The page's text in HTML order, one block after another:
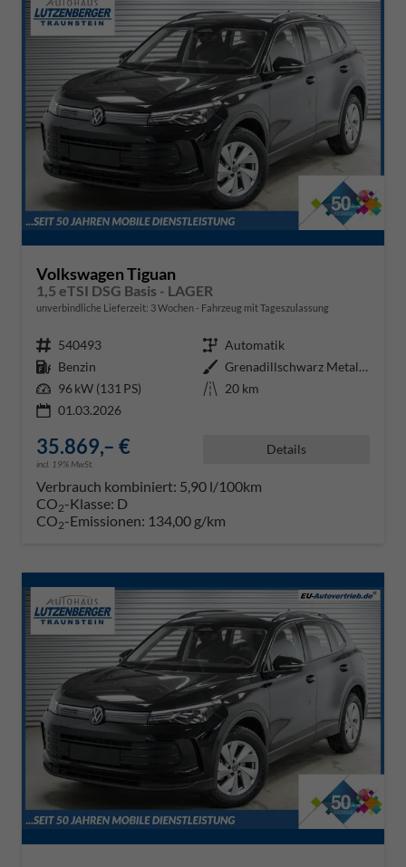
Volkswagen Tiguan
1,5 eTSI DSG Basis - LAGER
unverbindliche Lieferzeit: 3 Wochen Fahrzeug mit Tageszulassung
Fahrzeugnr. 540493 Getriebe Automatik
Kraftstoff Benzin Außenfarbe
Grenadillschwarz Metallic (0E)
Leistung 96 kW (131 PS) Kilometerstand 20 km
01.03.2026
35.869,– €
incl. 19% MwSt.
Details
Verbrauch kombiniert: 5,90 l/100km
CO2-Klasse: D
CO2-Emissionen: 134,00 g/km